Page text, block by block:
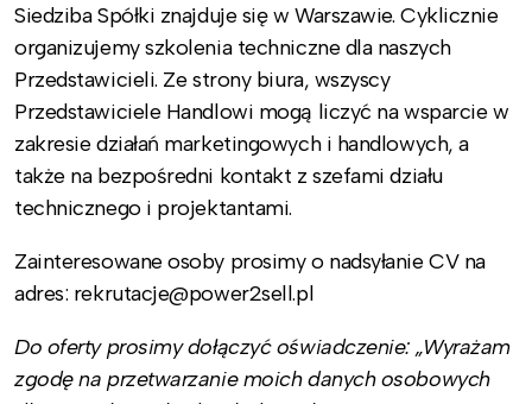
Siedziba Spółki znajduje się w Warszawie. Cyklicznie
organizujemy szkolenia techniczne dla naszych
Przedstawicieli. Ze strony biura, wszyscy
Przedstawiciele Handlowi mogą liczyć na wsparcie w
zakresie działań marketingowych i handlowych, a
także na bezpośredni kontakt z szefami działu
technicznego i projektantami.
Zainteresowane osoby prosimy o nadsyłanie CV na
adres: rekrutacje@power2sell.pl
Do oferty prosimy dołączyć oświadczenie: „Wyrażam
zgodę na przetwarzanie moich danych osobowych